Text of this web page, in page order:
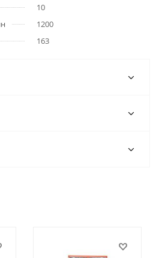
10
1200
163